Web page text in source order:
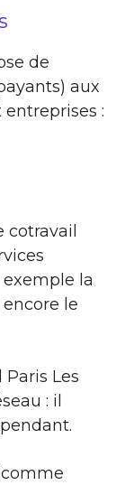
de
aux
:
cotravail
la
le
Les
: il